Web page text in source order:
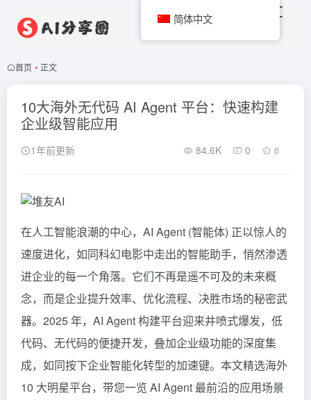
首页 • 正文
10大海外无代码 AI Agent 平台：快速构建
企业级智能应用
1年前更新 84.6K 0 0
在人工智能浪潮的中心，AI Agent (智能体) 正以惊人的
速度进化，如同科幻电影中走出的智能助手，悄然渗透
进企业的每一个角落。它们不再是遥不可及的未来概
念，而是企业提升效率、优化流程、决胜市场的秘密武
器。2025 年，AI Agent 构建平台迎来井喷式爆发，低
代码、无代码的便捷开发，叠加企业级功能的深度集
成，如同按下企业智能化转型的加速键。本文精选海外
10 大明星平台，带您一览 AI Agent 最前沿的应用场景
简体中文